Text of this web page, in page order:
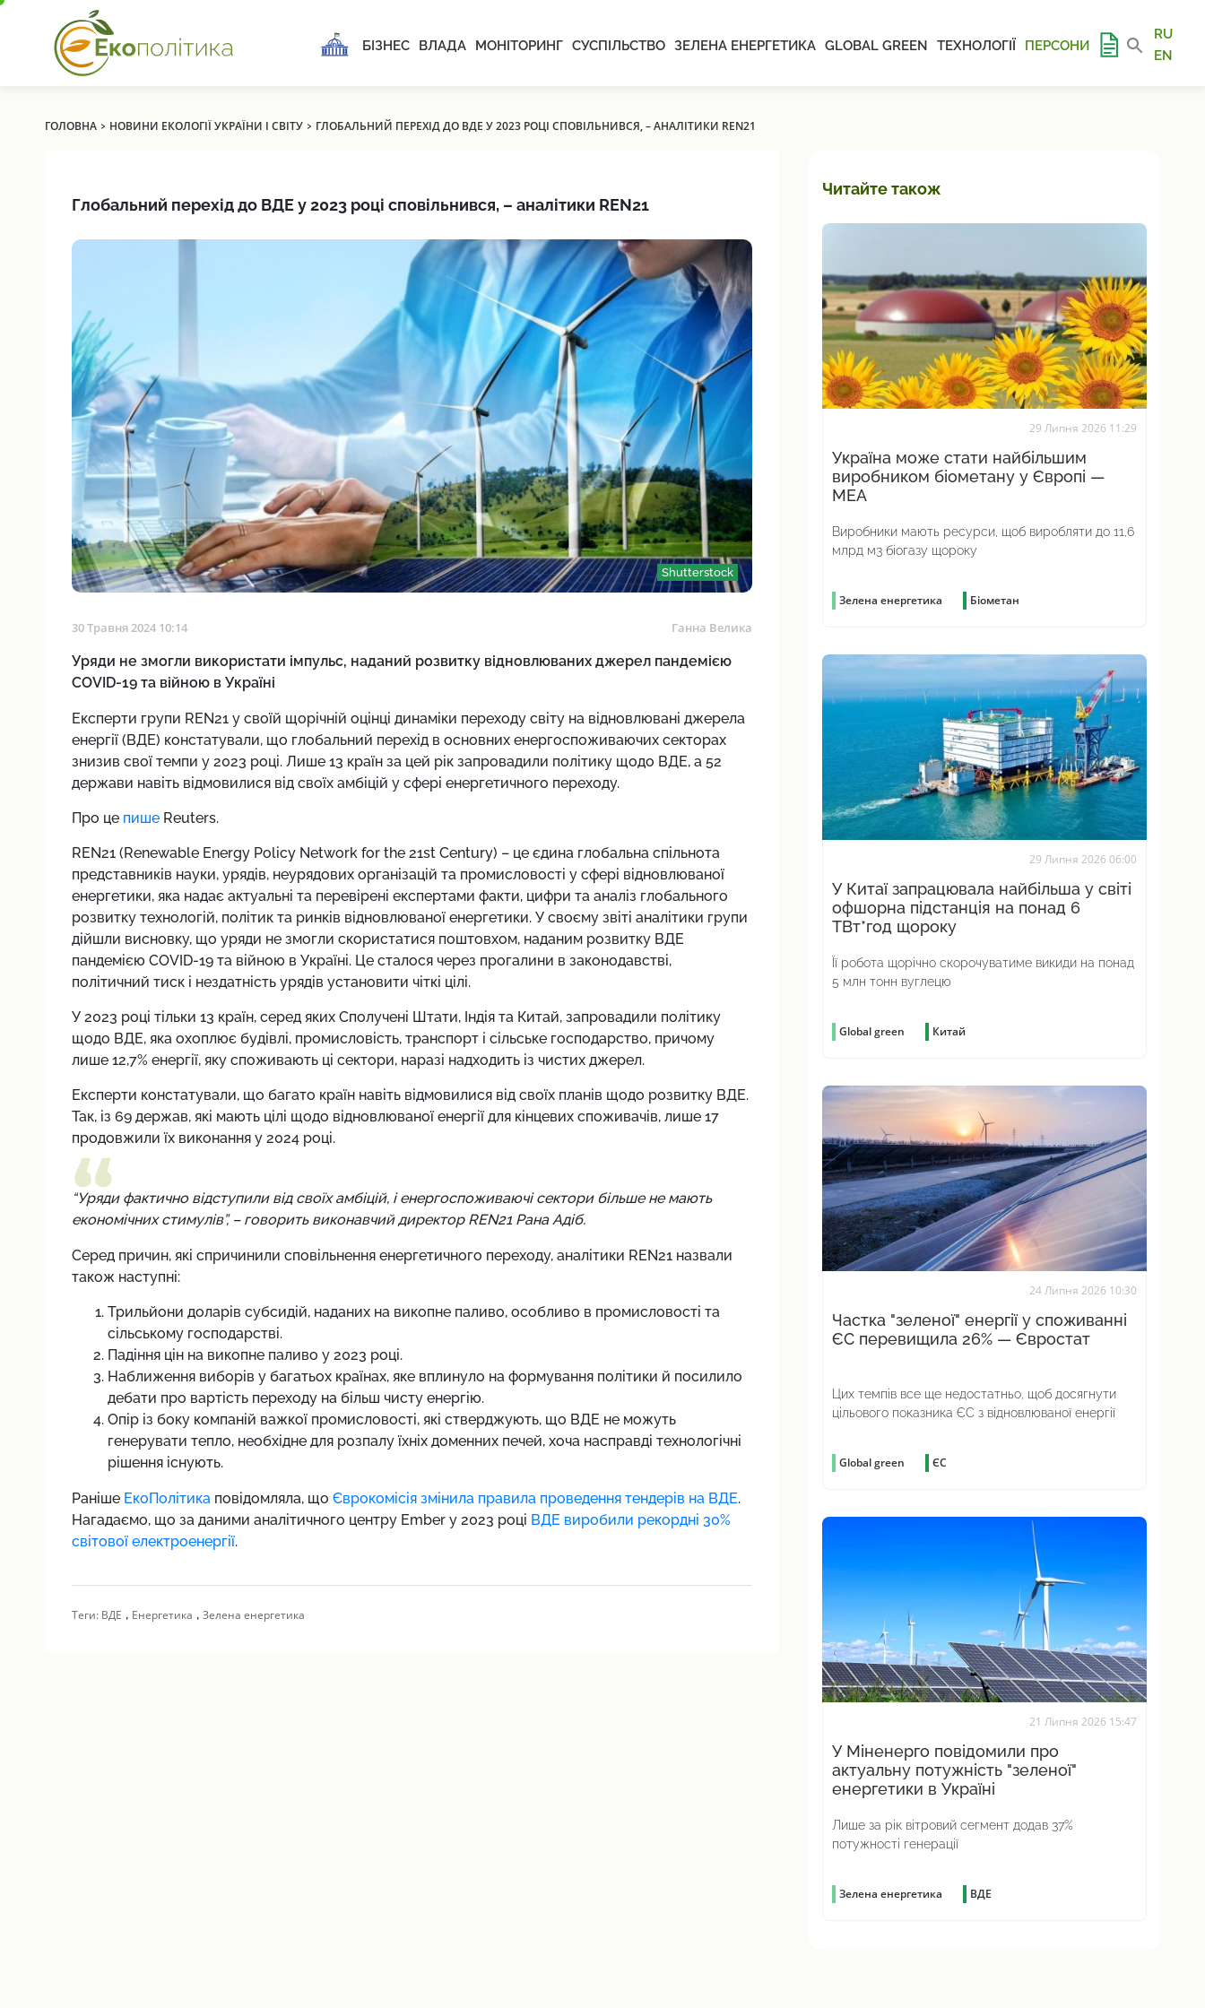
БІЗНЕС ВЛАДА МОНІТОРИНГ СУСПІЛЬСТВО ЗЕЛЕНА ЕНЕРГЕТИКА GLOBAL GREEN ТЕХНОЛОГІЇ ПЕРСОНИ
RU
EN
ГОЛОВНА› НОВИНИ ЕКОЛОГІЇ УКРАЇНИ І СВІТУ› ГЛОБАЛЬНИЙ ПЕРЕХІД ДО ВДЕ У 2023 РОЦІ СПОВІЛЬНИВСЯ, – АНАЛІТИКИ REN21
Глобальний перехід до ВДЕ у 2023 році сповільнився, – аналітики REN21
Shutterstock
30 Травня 2024 10:14 Ганна Велика
Уряди не змогли використати імпульс, наданий розвитку відновлюваних джерел пандемією
COVID-19 та війною в Україні
Експерти групи REN21 у своїй щорічній оцінці динаміки переходу світу на відновлювані джерела
енергії (ВДЕ) констатували, що глобальний перехід в основних енергоспоживаючих секторах
знизив свої темпи у 2023 році. Лише 13 країн за цей рік запровадили політику щодо ВДЕ, а 52
держави навіть відмовилися від своїх амбіцій у сфері енергетичного переходу.
Про це пишеReuters.
REN21 (Renewable Energy Policy Network for the 21st Century) – це єдина глобальна спільнота
представників науки, урядів, неурядових організацій та промисловості у сфері відновлюваної
енергетики, яка надає актуальні та перевірені експертами факти, цифри та аналіз глобального
розвитку технологій, політик та ринків відновлюваної енергетики. У своєму звіті аналітики групи
дійшли висновку, що уряди не змогли скористатися поштовхом, наданим розвитку ВДЕ
пандемією COVID-19 та війною в Україні. Це сталося через прогалини в законодавстві,
політичний тиск і нездатність урядів установити чіткі цілі.
У 2023 році тільки 13 країн, серед яких Сполучені Штати, Індія та Китай, запровадили політику
щодо ВДЕ, яка охоплює будівлі, промисловість, транспорт і сільське господарство, причому
лише 12,7% енергії, яку споживають ці сектори, наразі надходить із чистих джерел.
Експерти констатували, що багато країн навіть відмовилися від своїх планів щодо розвитку ВДЕ.
Так, із 69 держав, які мають цілі щодо відновлюваної енергії для кінцевих споживачів, лише 17
продовжили їх виконання у 2024 році.
“Уряди фактично відступили від своїх амбіцій, і енергоспоживаючі сектори більше не мають
економічних стимулів”, – говорить виконавчий директор REN21 Рана Адіб.
Серед причин, які спричинили сповільнення енергетичного переходу, аналітики REN21 назвали
також наступні:
Трильйони доларів субсидій, наданих на викопне паливо, особливо в промисловості та
сільському господарстві.
Падіння цін на викопне паливо у 2023 році.
Наближення виборів у багатьох країнах, яке вплинуло на формування політики й посилило
дебати про вартість переходу на більш чисту енергію.
Опір із боку компаній важкої промисловості, які стверджують, що ВДЕ не можуть
генерувати тепло, необхідне для розпалу їхніх доменних печей, хоча насправді технологічні
рішення існують.
Раніше ЕкоПолітикаповідомляла, що Єврокомісія змінила правила проведення тендерів на ВДЕ.
Нагадаємо, що за даними аналітичного центру Ember у 2023 році ВДЕ виробили рекордні 30%
світової електроенергії.
Теги: ВДЕ , Енергетика , Зелена енергетика
Читайте також
29 Липня 2026 11:29
Україна може стати найбільшим
виробником біометану у Європі —
МЕА
Виробники мають ресурси, щоб виробляти до 11,6
млрд м3 біогазу щороку
Зелена енергетика Біометан
29 Липня 2026 06:00
У Китаї запрацювала найбільша у світі
офшорна підстанція на понад 6
ТВт*год щороку
Її робота щорічно скорочуватиме викиди на понад
5 млн тонн вуглецю
Global green Китай
24 Липня 2026 10:30
Частка "зеленої" енергії у споживанні
ЄС перевищила 26% — Євростат
Цих темпів все ще недостатньо, щоб досягнути
цільового показника ЄС з відновлюваної енергії
Global green ЄС
21 Липня 2026 15:47
У Міненерго повідомили про
актуальну потужність "зеленої"
енергетики в Україні
Лише за рік вітровий сегмент додав 37%
потужності генерації
Зелена енергетика ВДЕ